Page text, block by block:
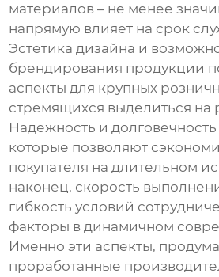
материалов – не менее
напрямую влияет на срок
Эстетика дизайна и
брендирования продукции
аспекты для крупных
стремящихся выделиться на
Надежность и
которые позволяют
покупателя на длительном
наконец, скорость
гибкость условий
факторы в динамичном
Именно эти аспекты,
проработанные